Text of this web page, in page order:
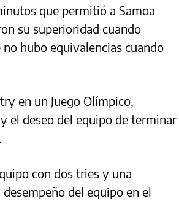
que permitió a Samoa
su superioridad cuando
hubo equivalencias cuando
en un Juego Olímpico,
el deseo del equipo de terminar
con dos tries y una
del equipo en el